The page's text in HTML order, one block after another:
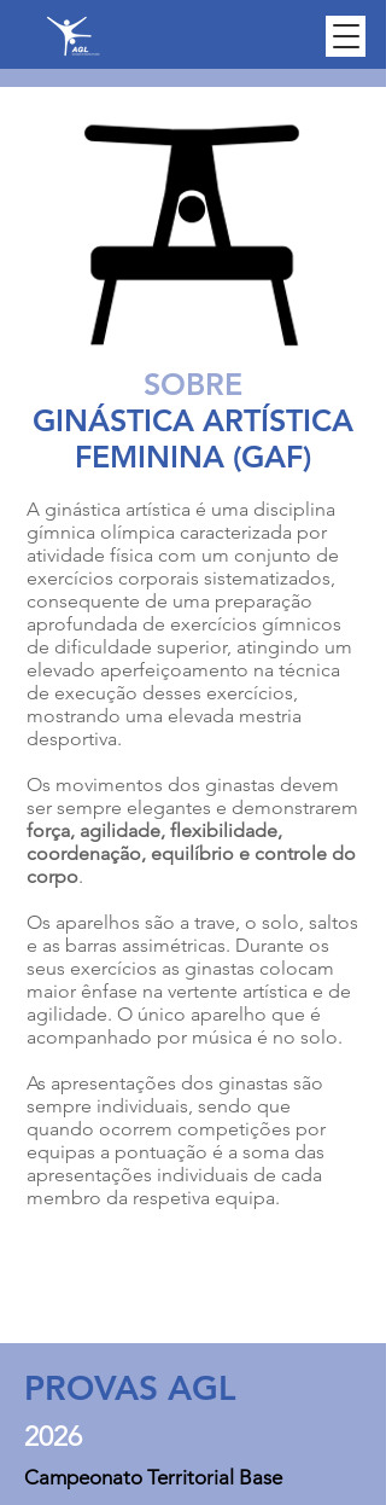
SOBRE
GINÁSTICA ARTÍSTICA
FEMININA (GAF)
A ginástica artística é uma disciplina
gímnica olímpica caracterizada por
atividade física com um conjunto de
exercícios corporais sistematizados,
consequente de uma preparação
aprofundada de exercícios gímnicos
de dificuldade superior, atingindo um
elevado aperfeiçoamento na técnica
de execução desses exercícios,
mostrando uma elevada mestria
desportiva.
Os movimentos dos ginastas devem
ser sempre elegantes e demonstrarem
força, agilidade, flexibilidade,
coordenação, equilíbrio e controle do
corpo.
Os aparelhos são a trave, o solo, saltos
e as barras assimétricas. Durante os
seus exercícios as ginastas colocam
maior ênfase na vertente artística e de
agilidade. O único aparelho que é
acompanhado por música é no solo.
As apresentações dos ginastas são
sempre individuais, sendo que
quando ocorrem competições por
equipas a pontuação é a soma das
apresentações individuais de cada
membro da respetiva equipa.
PROVAS AGL
2026
Campeonato Territorial Base